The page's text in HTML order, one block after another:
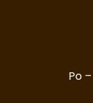
Po